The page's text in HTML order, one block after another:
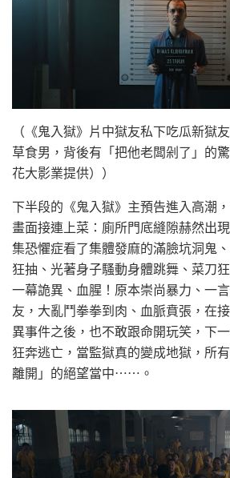
（《鬼入獄》片中獄友私下吃瓜新獄
草食男，背後有「把他老闆剁了」的
花大影業提供））
下半段的《鬼入獄》主預告進入高潮
畫面接連上菜：廁所門底縫隙赫然出
集恐懼症看了集體發麻的滿臉坑洞鬼
狂抽、光著身子騷動身體跳舞、菜刀
一幕詭異、血腥！原本崇尚暴力、一
友，大亂鬥拳拳到肉、血脈賁張，在
異事件之後，也不敢跟命開玩笑，下
狂奔逃亡，當監獄真的變成地獄，所
離開」的絕望當中⋯⋯。